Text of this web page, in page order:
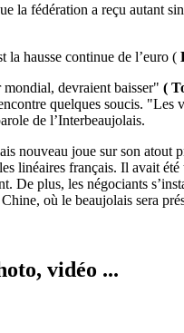
la fédération a reçu autant
la hausse continue de l’euro (
devraient baisser" (
quelques soucis. "Les
de l’Interbeaujolais.
nouveau joue sur son atout
linéaires français. Il avait été
plus, les négociants
où le beaujolais sera
vidéo ...